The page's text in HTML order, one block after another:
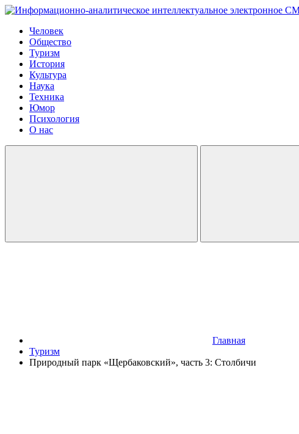
Человек
Общество
Туризм
История
Культура
Наука
Техника
Юмор
Психология
О нас
Главная
Туризм
Природный парк «Щербаковский», часть 3: Столбичи